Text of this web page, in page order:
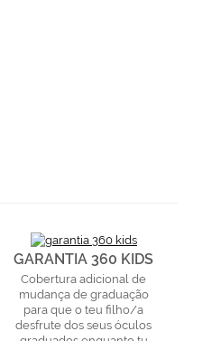
GARANTIA 360 KIDS
Cobertura adicional de
mudança de graduação
para que o teu filho/a
desfrute dos seus óculos